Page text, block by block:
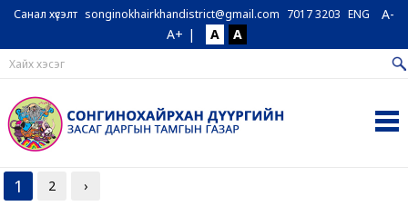
Санал хүсэлт songinokhairkhandistrict@gmail.com 7017 3203 ENG
A-
A+ | A A
1 2 ›